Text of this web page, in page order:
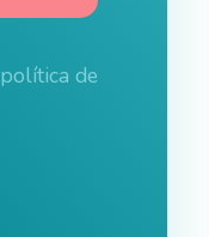
política de